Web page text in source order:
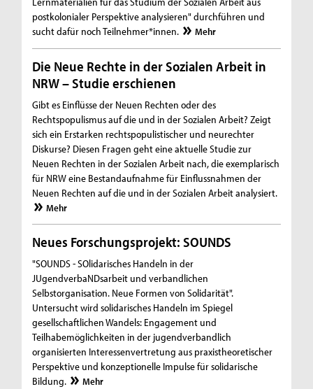
postkolonialer Perspektive analysieren" durchführen und
sucht dafür noch Teilnehmer*innen.
Mehr
Die Neue Rechte in der Sozialen Arbeit in
NRW – Studie erschienen
Gibt es Einflüsse der Neuen Rechten oder des
Rechtspopulismus auf die und in der Sozialen Arbeit? Zeigt
sich ein Erstarken rechtspopulistischer und neurechter
Diskurse? Diesen Fragen geht eine aktuelle Studie zur
Neuen Rechten in der Sozialen Arbeit nach, die exemplarisch
für NRW eine Bestandaufnahme für Einflussnahmen der
Neuen Rechten auf die und in der Sozialen Arbeit analysiert.
Mehr
Neues Forschungsprojekt: SOUNDS
"SOUNDS - SOlidarisches Handeln in der
JUgendverbaNDsarbeit und verbandlichen
Selbstorganisation. Neue Formen von Solidarität".
Untersucht wird solidarisches Handeln im Spiegel
gesellschaftlichen Wandels: Engagement und
Teilhabemöglichkeiten in der jugendverbandlich
organisierten Interessenvertretung aus praxistheoretischer
Perspektive und konzeptionelle Impulse für solidarische
Bildung.
Mehr